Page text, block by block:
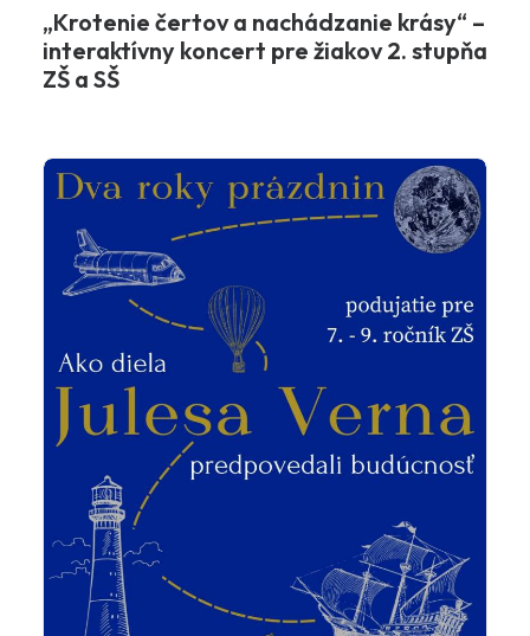
„Krotenie čertov a nachádzanie krásy“ –
interaktívny koncert pre žiakov 2. stupňa
ZŠ a SŠ